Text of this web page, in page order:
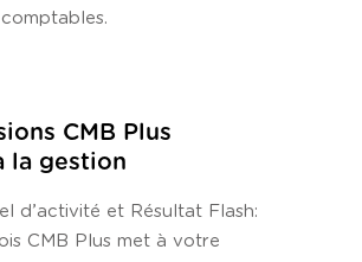
CMB Plus
la gestion
d’activité et Résultat Flash :
CMB Plus met à votre